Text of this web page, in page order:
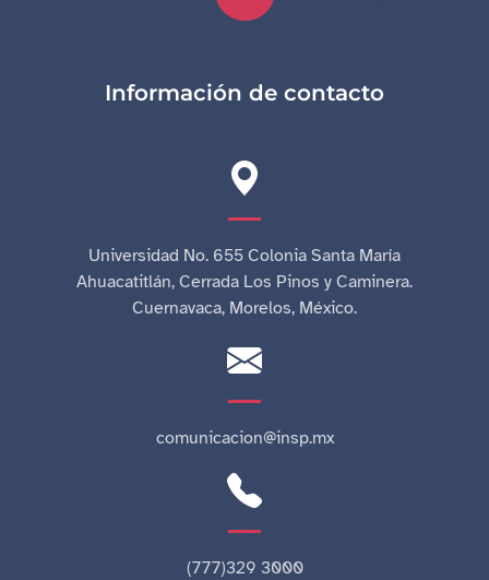
Información de contacto
Universidad No. 655 Colonia Santa María
Ahuacatitlán, Cerrada Los Pinos y Caminera.
Cuernavaca, Morelos, México.
comunicacion@insp.mx
(777)329 3000